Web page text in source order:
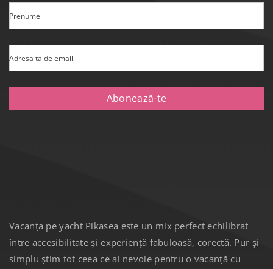
Prenume
Adresa ta de email
Abonează-te
Vacanța pe yacht Pikasea este un mix perfect echilibrat
între accesibilitate și experiență fabuloasă, corectă. Pur și
simplu știm tot ceea ce ai nevoie pentru o vacanță cu